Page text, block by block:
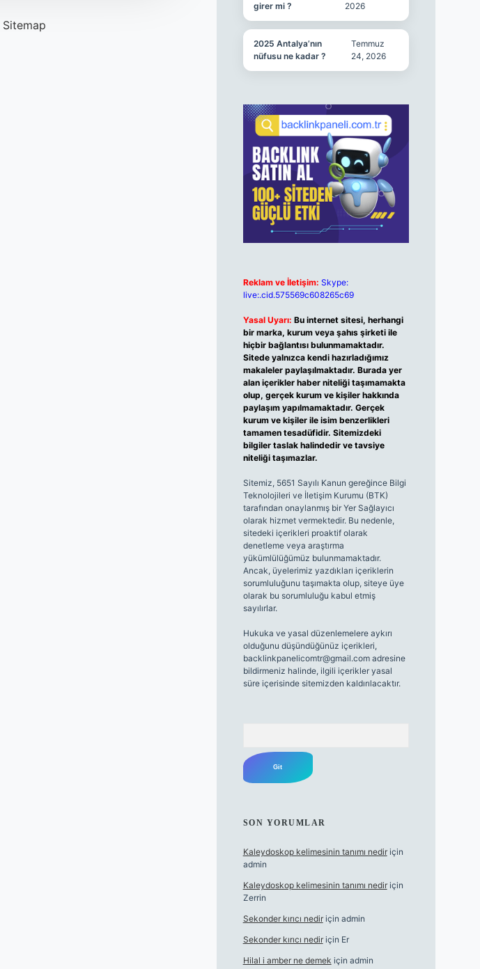
Sitemap
girer mi ?
2026
2025 Antalya’nın
nüfusu ne kadar ?
Temmuz
24, 2026
Reklam ve İletişim: Skype:
live:.cid.575569c608265c69
Yasal Uyarı: Bu internet sitesi, herhangi
bir marka, kurum veya şahıs şirketi ile
hiçbir bağlantısı bulunmamaktadır.
Sitede yalnızca kendi hazırladığımız
makaleler paylaşılmaktadır. Burada yer
alan içerikler haber niteliği taşımamakta
olup, gerçek kurum ve kişiler hakkında
paylaşım yapılmamaktadır. Gerçek
kurum ve kişiler ile isim benzerlikleri
tamamen tesadüfidir. Sitemizdeki
bilgiler taslak halindedir ve tavsiye
niteliği taşımazlar.
Sitemiz, 5651 Sayılı Kanun gereğince Bilgi
Teknolojileri ve İletişim Kurumu (BTK)
tarafından onaylanmış bir Yer Sağlayıcı
olarak hizmet vermektedir. Bu nedenle,
sitedeki içerikleri proaktif olarak
denetleme veya araştırma
yükümlülüğümüz bulunmamaktadır.
Ancak, üyelerimiz yazdıkları içeriklerin
sorumluluğunu taşımakta olup, siteye üye
olarak bu sorumluluğu kabul etmiş
sayılırlar.
Hukuka ve yasal düzenlemelere aykırı
olduğunu düşündüğünüz içerikleri,
backlinkpanelicomtr@gmail.comadresine
bildirmeniz halinde, ilgili içerikler yasal
süre içerisinde sitemizden kaldırılacaktır.
SON YORUMLAR
Kaleydoskop kelimesinin tanımı nediriçin
admin
Kaleydoskop kelimesinin tanımı nediriçin
Zerrin
Sekonder kırıcı nediriçin admin
Sekonder kırıcı nediriçin Er
Hilal i amber ne demek için admin